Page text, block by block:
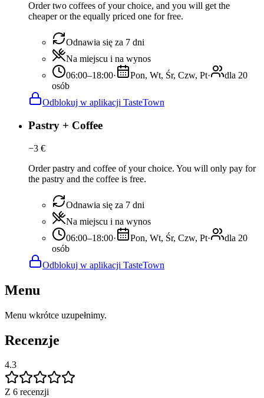
Order two coffees of your choice, and you will get the
cheaper or the equally priced one for free.
Odnawia się za 7 dni
Na miejscu i na wynos
06:00–18:00· Pon, Wt, Śr, Czw, Pt·
dla 20
osób
Odblokuj w aplikacji TasteTown
Pastry + Coffee
−3 €
Order pastry and coffee of your choice. You will only pay for
the pastry and the coffee is free.
Odnawia się za 7 dni
Na miejscu i na wynos
06:00–18:00· Pon, Wt, Śr, Czw, Pt·
dla 20
osób
Odblokuj w aplikacji TasteTown
Menu
Menu wkrótce uzupełnimy.
Recenzje
4.3
Z 6 recenzji